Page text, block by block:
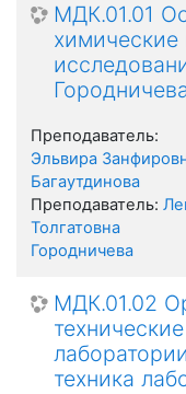
МДК.01.01
Преподаватель:
Эльвира
Багаутдинова
Преподаватель:
Толгатовна
Городничева
МДК.01.02
техника